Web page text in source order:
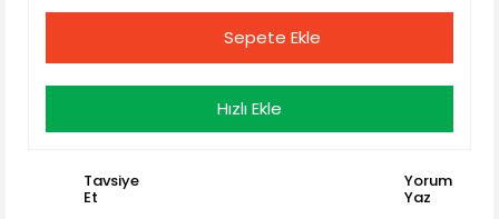
Sepete Ekle
Hızlı Ekle
Tavsiye
Et
Yorum
Yaz